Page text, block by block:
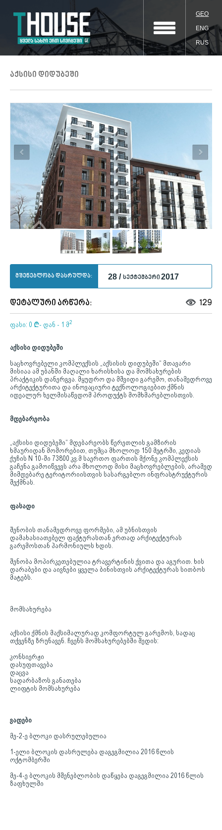
GEO
ENG
RUS
აქსისი დიდუბეში
მშენებლობა დასრულდა: 28 / სექტემბერი 2017
დეტალური არწერა: 129
ფასი: 0 ¢- დან - 1 მ2
აქსისი დიდუბეში
საცხოვრებელი კომპლექსის „აქსისის დიდუბეში“ მთავარი
მისიაა ამ უბანში მაღალი ხარისხისა და მომსახურების
პრაქტიკის დანერგვა. მყუდრო და მშვიდი გარემო, თანამედროვე
არქიტექტურითა და ინოვაციური ტექნოლოგიებით ქმნის
იდეალურ ხელმისაწვდომ პროდუქტს მომხმარებლისთვის.
მდებარეობა
„აქსისი დიდუბეში“ მდებარეობს წერეთლის გამზირის
ხმაურიდან მოშორებით, თუმცა მხოლოდ 150 მეტრში, კედიას
ქუჩის N 10-ში 73800 კვ.მ საერთო ფართის მქონე კომპლექსის
გაჩენა გამოიწვევს არა მხოლოდ მისი მაცხოვრებლების, არამედ
მიმდებარე ტერიტორიისთვის სასარგებლო ინფრასტრუქტურის
შექმნას.
ფასადი
შენობის თანამედროვე ფორმები, ამ უბნისთვის
დამახასიათებელ ფაქტურასთან ერთად არქიტექტურას
გარემოსთან ჰარმონიულს ხდის.
შენობა მოპირკეთებულია ტრავერტინის ქვითა და აგურით. ხის
დარაბები და აივნები ყველა ბინისთვის არქიტექტურას სითბოს
მატებს.
მომსახურება
აქსისი ქმნის მაქსიმალურად კომფორტულ გარემოს, სადაც
თქვენზე ზრუნავენ. ჩვენს მომსახურებებში შედის:
კონსიერჟი
დასუფთავება
დაცვა
სადარბაზოს განათება
ლიფტის მომსახურება
ვადები
მე-2-ე ბლოკი დასრულებულია
1-ელი ბლოკის დასრულება დაგეგმილია 2016 წლის
ოქტომბერში
მე-4-ე ბლოკის მშენებლობის დაწყება დაგეგმილია 2016 წლის
ზაფხულში